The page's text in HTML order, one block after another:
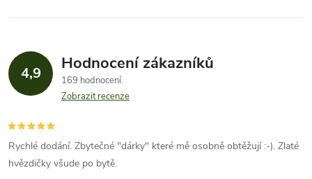
4,9 Hodnocení zákazníků
169 hodnocení
Zobrazit recenze
Rychlé dodání. Zbytečné "dárky" které mě osobně obtěžují :-). Zlaté
hvězdičky všude po bytě.